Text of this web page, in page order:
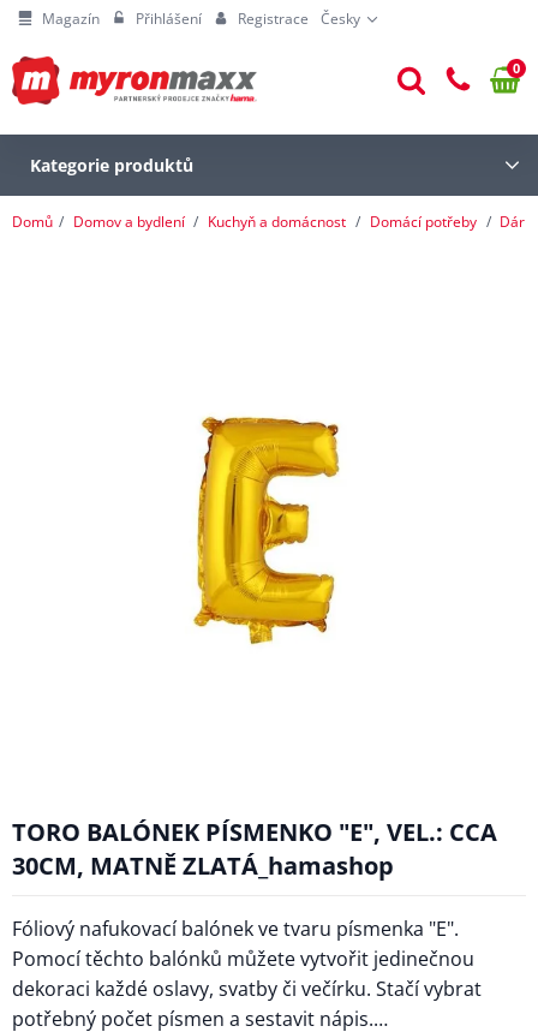
Magazín Přihlášení Registrace Česky
0
Kategorie produktů
Domů Domov a bydlení Kuchyň a domácnost Domácí potřeby
TORO BALÓNEK PÍSMENKO "E", VEL.: CCA
30CM, MATNĚ ZLATÁ_hamashop
Fóliový nafukovací balónek ve tvaru písmenka "E".
Pomocí těchto balónků můžete vytvořit jedinečnou
dekoraci každé oslavy, svatby či večírku. Stačí vybrat
potřebný počet písmen a sestavit nápis.…